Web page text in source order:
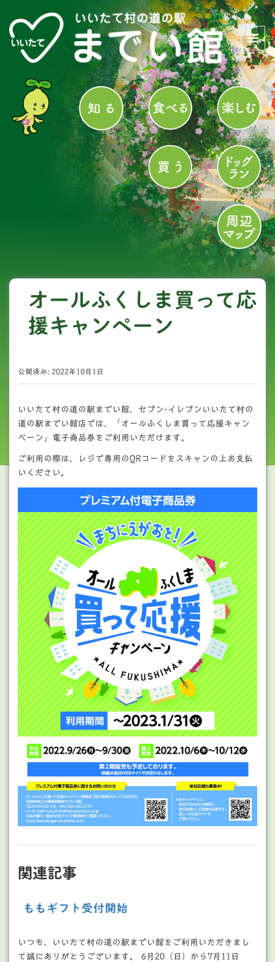
オールふくしま買って応
援キャンペーン
公開済み: 2022年10月1日
いいたて村の道の駅までい館、セブン-イレブンいいたて村の
道の駅までい館店では、「オールふくしま買って応援キャン
ペーン」電子商品券をご利用いただけます。
ご利用の際は、レジで専用のQRコードをスキャンの上お支払
いください。
関連記事
ももギフト受付開始
いつも、いいたて村の道の駅までい館をご利用いただきまし
て誠にありがとうございます。 6月20（日）から7月11日